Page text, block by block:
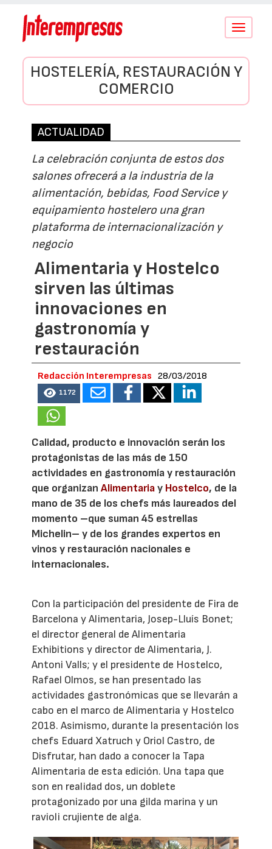
Conmutar
HOSTELERÍA, RESTAURACIÓN Y
COMERCIO
ACTUALIDAD
La celebración conjunta de estos dos
salones ofrecerá a la industria de la
alimentación, bebidas, Food Service y
equipamiento hostelero una gran
plataforma de internacionalización y
negocio
Alimentaria y Hostelco
sirven las últimas
innovaciones en
gastronomía y
restauración
Redacción Interempresas 28/03/2018
1172
Calidad, producto e innovación serán los
protagonistas de las más de 150
actividades en gastronomía y restauración
que organizanAlimentariay Hostelco, de la
mano de 35 de los chefs más laureados del
momento –que suman 45 estrellas
Michelin– y de los grandes expertos en
vinos y restauración nacionales e
internacionales.
Con la participación del presidente de Fira de
Barcelona y Alimentaria, Josep-Lluís Bonet;
el director general de Alimentaria
Exhibitions y director de Alimentaria, J.
Antoni Valls; y el presidente de Hostelco,
Rafael Olmos, se han presentado las
actividades gastronómicas que se llevarán a
cabo en el marco de Alimentaria y Hostelco
2018. Asimismo, durante la presentación los
chefs Eduard Xatruch y Oriol Castro, de
Disfrutar, han dado a conocer la Tapa
Alimentaria de esta edición. Una tapa que
son en realidad dos, un doblete
protagonizado por una gilda marina y un
ravioli crujiente de alga.